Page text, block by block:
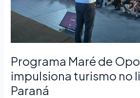
Programa Maré de
impulsiona turismo no
Paraná
litoral
Paraná